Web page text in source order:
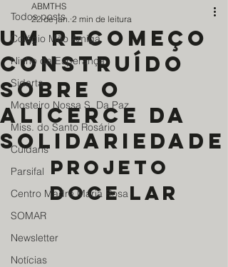
Todos posts
Colégio Mão Amiga
Ninho da Esperança
Sidarta
Mosteiro Nossa S. Da Paz
Miss. do Santo Rosário
Cuidaris
Parsifal
Centro Madre Maria Rosa
SOMAR
Newsletter
Notícias
Um recomeço
construído
sobre o
alicerce da
solidariedade
ABMTHS
22 de jan. 2 min de leitura
projeto
doce lar